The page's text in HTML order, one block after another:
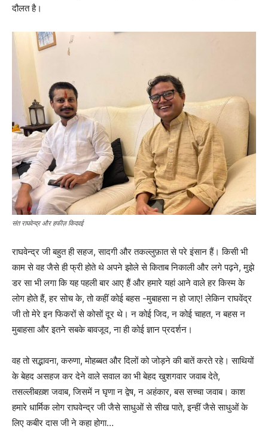
दौलत है।
संत राघवेन्द्र और हफीज़ किदवई
राघवेन्द्र जी बहुत ही सहज, सादगी और तकल्लुफ़ात से परे इंसान हैं। किसी भी
काम से वह जैसे ही फ्री होते थे अपने झोले से किताब निकाली और लगे पढ़ने, मुझे
डर सा भी लगा कि यह पहली बार आए हैं और हमारे यहां आने वाले हर किस्म के
लोग होते हैं, हर सोच के, तो कहीं कोई बहस -मुबाहसा न हो जाए! लेकिन राघवेंद्र
जी तो मेरे इन फिकरों से कोसों दूर थे। न कोई जिद, न कोई चाहत, न बहस न
मुबाहसा और इतने सबके बावजूद, ना ही कोई ज्ञान प्रदर्शन।
वह तो सद्भावना, करुणा, मोहब्बत और दिलों को जोड़ने की बातें करते रहे। साथियों
के बेहद असहज कर देने वाले सवाल का भी बेहद खुशगवार जवाब देते,
तसल्लीबख़्श जवाब, जिसमें न घृणा न द्वेष, न अहंकार, बस सच्चा जवाब। काश
हमारे धार्मिक लोग राघवेन्द्र जी जैसे साधुओं से सीख पाते, इन्हीं जैसे साधुओं के
लिए कबीर दास जी ने कहा होगा…